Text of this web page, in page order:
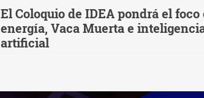
El Coloquio de IDEA pondrá el foco
energía, Vaca Muerta e
artificial